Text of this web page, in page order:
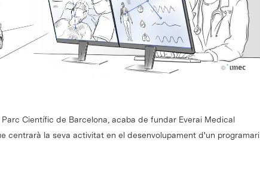
Científic de Barcelona, acaba de fundar Everai Medical
centrarà la seva activitat en el desenvolupament d'un programari